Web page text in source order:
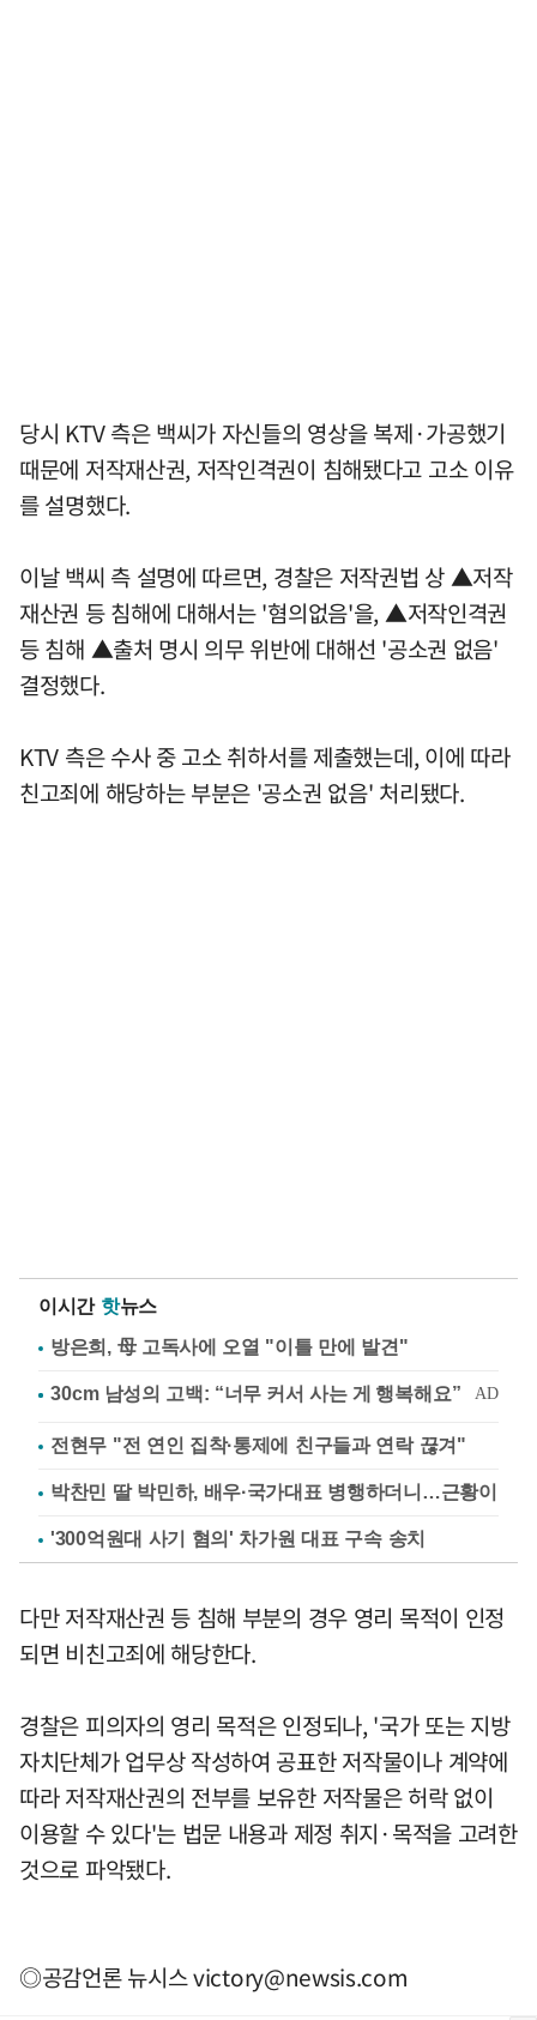
당시 KTV 측은 백씨가 자신들의 영상을 복제·가공했기
때문에 저작재산권, 저작인격권이 침해됐다고 고소 이유
를 설명했다.
이날 백씨 측 설명에 따르면, 경찰은 저작권법 상 ▲저작
재산권 등 침해에 대해서는 '혐의없음'을, ▲저작인격권
등 침해 ▲출처 명시 의무 위반에 대해선 '공소권 없음'
결정했다.
KTV 측은 수사 중 고소 취하서를 제출했는데, 이에 따라
친고죄에 해당하는 부분은 '공소권 없음' 처리됐다.
이시간 핫뉴스
방은희, 母 고독사에 오열 "이틀 만에 발견"
전현무 "전 연인 집착·통제에 친구들과 연락 끊겨"
박찬민 딸 박민하, 배우·국가대표 병행하더니…근황이
'300억원대 사기 혐의' 차가원 대표 구속 송치
다만 저작재산권 등 침해 부분의 경우 영리 목적이 인정
되면 비친고죄에 해당한다.
경찰은 피의자의 영리 목적은 인정되나, '국가 또는 지방
자치단체가 업무상 작성하여 공표한 저작물이나 계약에
따라 저작재산권의 전부를 보유한 저작물은 허락 없이
이용할 수 있다'는 법문 내용과 제정 취지·목적을 고려한
것으로 파악됐다.
◎공감언론 뉴시스victory@newsis.com